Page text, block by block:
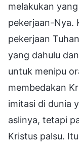
melakukan
pekerjaan-Nya.
pekerjaan
yang dahulu
untuk menipu
membedakan
imitasi di dunia
aslinya, tetapi
Kristus palsu.